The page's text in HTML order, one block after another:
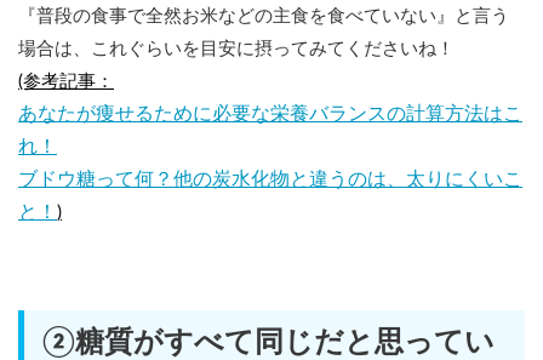
『普段の食事で全然お米などの主食を食べていない』と言う
場合は、これぐらいを目安に摂ってみてくださいね！
(参考記事：
あなたが痩せるために必要な栄養バランスの計算方法はこ
れ！
ブドウ糖って何？他の炭水化物と違うのは、太りにくいこ
と！ )
②糖質がすべて同じだと思ってい